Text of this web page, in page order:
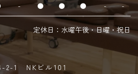
- ● ● ● - -
定休日：水曜午後・日曜・祝日
2-1 NKビル101